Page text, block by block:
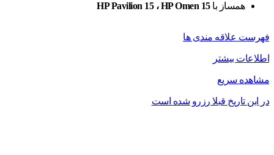
همساز باHP Pavilion 15 ، HP Omen 15
فهرست علاقه مندی ها
اطلاعات بیشتر
مشاهده سریع
در این تاریخ قبلا رزرو شده است